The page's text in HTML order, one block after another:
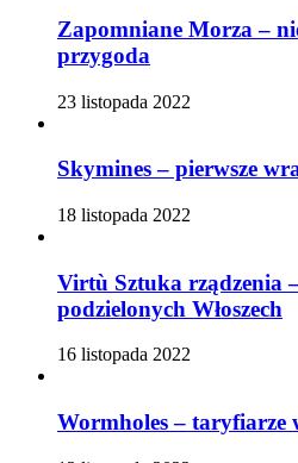
Zapomniane Morza –
przygoda
23 listopada 2022
Skymines – pierwsze
18 listopada 2022
Virtù Sztuka rządzenia
podzielonych Włoszech
16 listopada 2022
Wormholes – taryfiarze